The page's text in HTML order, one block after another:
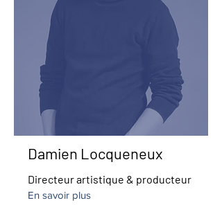
Damien Locqueneux
Directeur artistique & producteur
En savoir plus